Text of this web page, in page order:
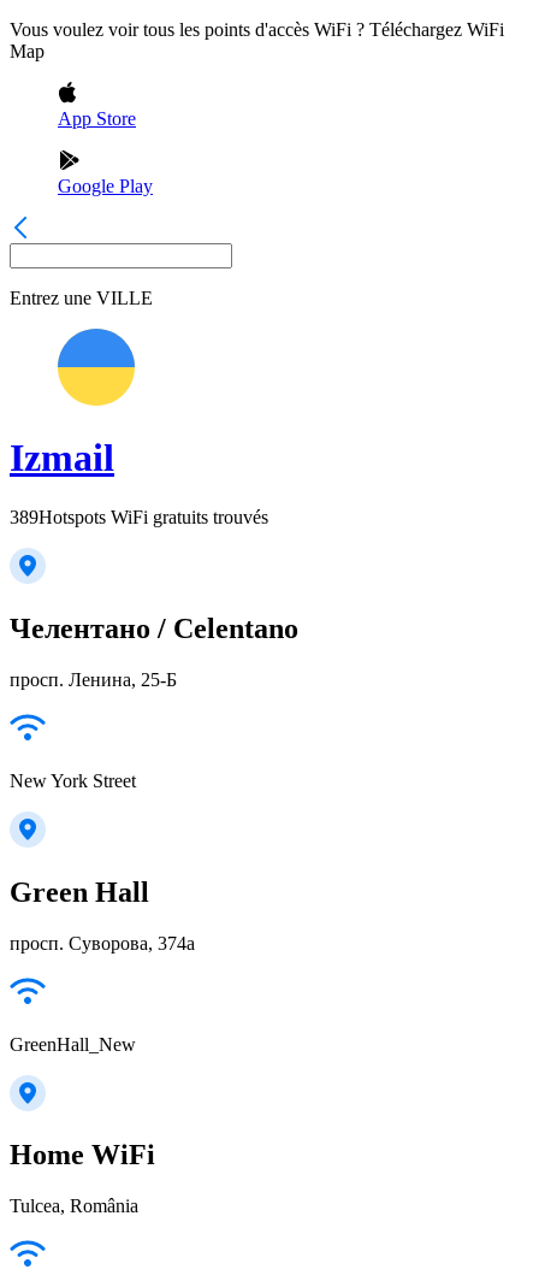
Vous voulez voir tous les points d'accès WiFi ? Téléchargez WiFi
Map
App Store
Google Play
Entrez une VILLE
Izmail
389Hotspots WiFi gratuits trouvés
Челентано / Celentano
просп. Ленина, 25-Б
New York Street
Green Hall
просп. Суворова, 374а
GreenHall_New
Home WiFi
Tulcea, România